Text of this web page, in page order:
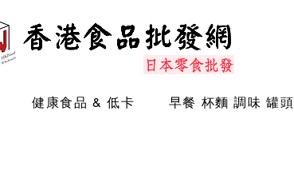
健康食品 & 低卡 早餐 杯麵 調味 罐頭